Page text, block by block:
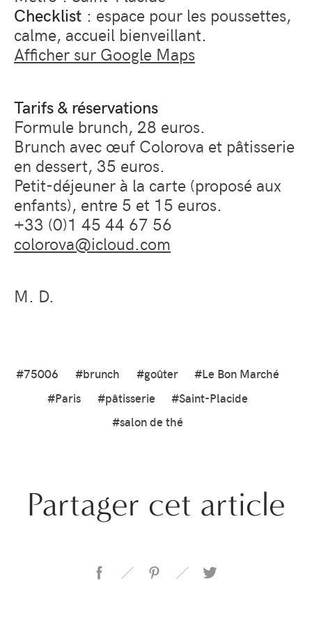
Checklist : espace pour les poussettes,
calme, accueil bienveillant.
Afficher sur Google Maps
Tarifs & réservations
Formule brunch, 28 euros.
Brunch avec œuf Colorova et pâtisserie
en dessert, 35 euros.
Petit-déjeuner à la carte (proposé aux
enfants), entre 5 et 15 euros.
+33 (0)1 45 44 67 56
colorova@icloud.com
M. D.
#75006 #brunch #goûter
#Le Bon Marché
#Paris
#pâtisserie
#Saint-Placide
#salon de thé
Partager cet article